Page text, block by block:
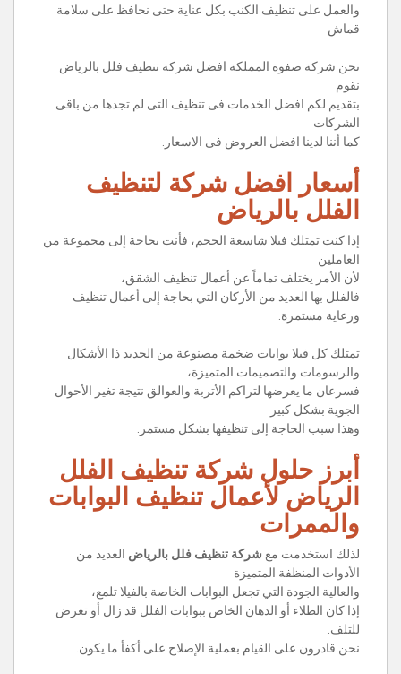
والعمل على تنظيف الكنب بكل عناية حتى نحافظ على سلامة
قماش
نحن شركة صفوة المملكة افضل شركة تنظيف فلل بالرياض
نقوم
بتقديم لكم افضل الخدمات فى تنظيف التى لم تجدها من باقى
الشركات
كما أننا لدينا افضل العروض فى الاسعار.
أسعار افضل شركة لتنظيف
الفلل بالرياض
إذا كنت تمتلك فيلا شاسعة الحجم، فأنت بحاجة إلى مجموعة من
العاملين
لأن الأمر يختلف تماماً عن أعمال تنظيف الشقق،
فالفلل بها العديد من الأركان التي بحاجة إلى أعمال تنظيف
ورعاية مستمرة.
تمتلك كل فيلا بوابات ضخمة مصنوعة من الحديد ذا الأشكال
والرسومات والتصميمات المتميزة،
فسرعان ما يعرضها لتراكم الأتربة والعوالق نتيجة تغير الأحوال
الجوية بشكل كبير
وهذا سبب الحاجة إلى تنظيفها بشكل مستمر.
أبرز حلول شركة تنظيف الفلل
الرياض لأعمال تنظيف البوابات
والممرات
لذلك استخدمت مع شركة تنظيف فلل بالرياض العديد من
الأدوات المنظفة المتميزة
والعالية الجودة التي تجعل البوابات الخاصة بالفيلا تلمع،
إذا كان الطلاء أو الدهان الخاص ببوابات الفلل قد زال أو تعرض
للتلف.
نحن قادرون على القيام بعملية الإصلاح على أكفأ ما يكون.